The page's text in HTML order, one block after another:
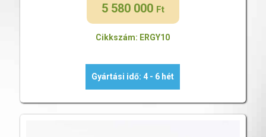
5 580 000 Ft
Cikkszám: ERGY10
Gyártási idő: 4 - 6 hét